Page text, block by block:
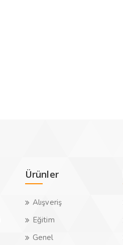
Ürünler
Alışveriş
Eğitim
Genel